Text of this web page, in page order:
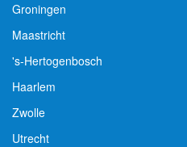
Groningen
Maastricht
's-Hertogenbosch
Haarlem
Zwolle
Utrecht